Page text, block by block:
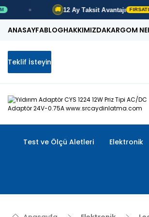
12 AyTaksit Avantajı FIRSATI
ANASAYFABLOGHAKKIMIZDAKARGOM
Teklif İsteyin
Test ve Ölçü Aletleri Elektronik